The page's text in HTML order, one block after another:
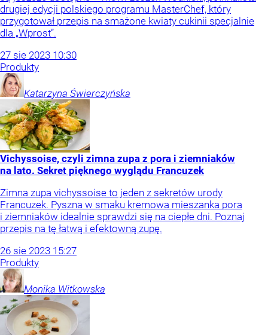
drugiej edycji polskiego programu MasterChef, który
przygotował przepis na smażone kwiaty cukinii specjalnie
dla „Wprost”.
27 sie 2023 10:30
Produkty
Katarzyna Świerczyńska
Vichyssoise, czyli zimna zupa z pora i ziemniaków
na lato. Sekret pięknego wyglądu Francuzek
Zimna zupa vichyssoise to jeden z sekretów urody
Francuzek. Pyszna w smaku kremowa mieszanka pora
i ziemniaków idealnie sprawdzi się na ciepłe dni. Poznaj
przepis na tę łatwą i efektowną zupę.
26 sie 2023 15:27
Produkty
Monika Witkowska